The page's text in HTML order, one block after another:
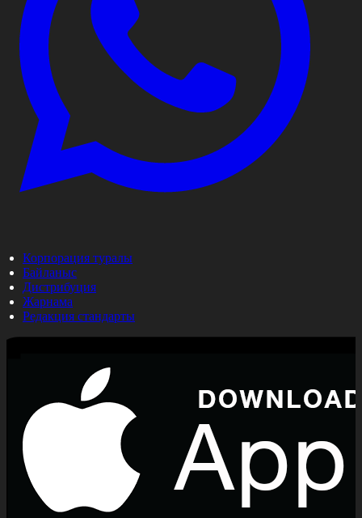
Корпорация туралы
Байланыс
Дистрибуция
Жарнама
Редакция стандарты